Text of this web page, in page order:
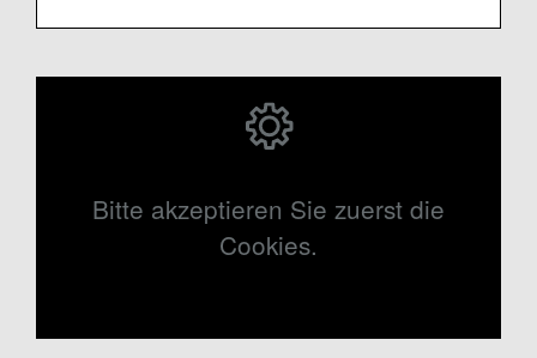
Bitte akzeptieren Sie zuerst die
Cookies.